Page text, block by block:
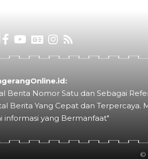
Berita Nomor Satu dan Sebagai
Berita Yang Cepat dan Terpercaya.
informasi yang Bermanfaat"
©